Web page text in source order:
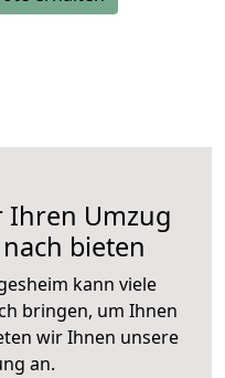
Ihren Umzug
bieten
kann viele
bringen, um Ihnen
wir Ihnen unsere
an.